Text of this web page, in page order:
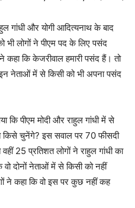
गांधी और योगी आदित्यनाथ के बाद
भी लोगों ने पीएम पद के लिए पसंद
कहा कि केजरीवाल हमारी पसंद हैं। तो
नेताओं में से किसी को भी अपना पसंद
कि पीएम मोदी और राहुल गांधी में से
किसे चुनेंगे? इस सवाल पर 70 फीसदी
वहीं 25 प्रतिशत लोगों ने राहुल गांधी का
दोनों नेताओं में से किसी को नहीं
ने कहा कि वो इस पर कुछ नहीं कह